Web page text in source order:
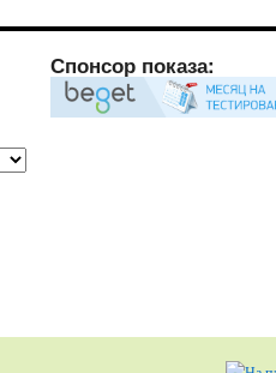
Спонсор показа: